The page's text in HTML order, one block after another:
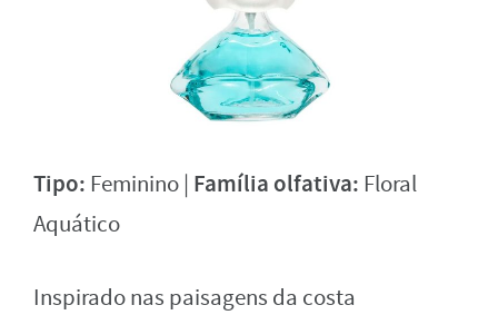
Tipo: Feminino | Família olfativa: Floral
Aquático
Inspirado nas paisagens da costa